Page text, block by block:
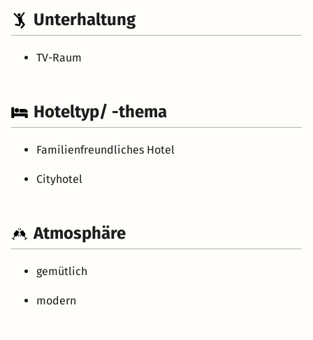
Unterhaltung
TV-Raum
Hoteltyp/ -thema
Familienfreundliches Hotel
Cityhotel
Atmosphäre
gemütlich
modern